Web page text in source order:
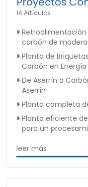
14 Artículos
carbón de
Planta de
Carbón en
De Aserrín a
Aserrín
Planta completa
Planta eficiente
para un
leer más